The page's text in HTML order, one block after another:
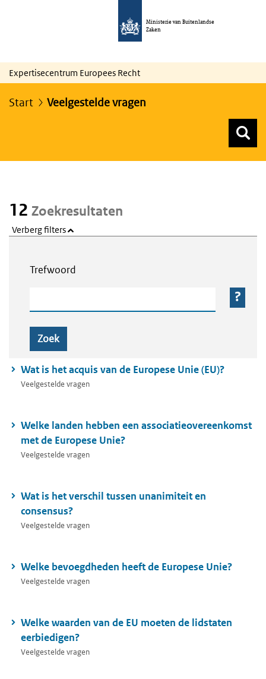
Ministerie van Buitenlandse
Zaken
Expertisecentrum Europees Recht
Start Veelgestelde vragen
12 Zoekresultaten
Verberg filters
Trefwoord
Zoek
Wat is het acquis van de Europese Unie (EU)?
Veelgestelde vragen
Welke landen hebben een associatieovereenkomst
met de Europese Unie?
Veelgestelde vragen
Wat is het verschil tussen unanimiteit en
consensus?
Veelgestelde vragen
Welke bevoegdheden heeft de Europese Unie?
Veelgestelde vragen
Welke waarden van de EU moeten de lidstaten
eerbiedigen?
Veelgestelde vragen